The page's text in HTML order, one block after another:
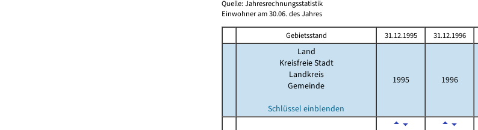
Quelle: Jahresrechnungsstatistik
Einwohner am 30.06. des Jahres
Gebietsstand 31.12.1995 31.12.1996
Land
Kreisfreie Stadt
Landkreis
Gemeinde
Schlüssel einblenden
1995 1996